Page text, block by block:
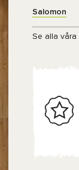
Salomon
Se alla våra